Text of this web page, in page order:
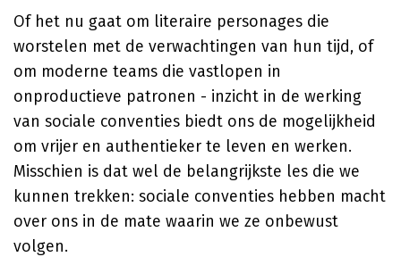
Of het nu gaat om literaire personages die
worstelen met de verwachtingen van hun tijd, of
om moderne teams die vastlopen in
onproductieve patronen - inzicht in de werking
van sociale conventies biedt ons de mogelijkheid
om vrijer en authentieker te leven en werken.
Misschien is dat wel de belangrijkste les die we
kunnen trekken: sociale conventies hebben macht
over ons in de mate waarin we ze onbewust
volgen.